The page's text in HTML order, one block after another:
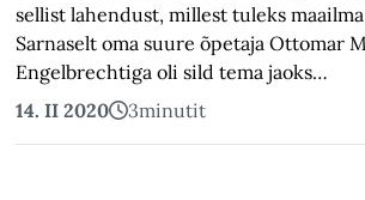
sellist lahendust, millest tuleks
Sarnaselt oma suure õpetaja Ottomar
Engelbrechtiga oli sild tema jaoks…
14. II 2020
3minutit